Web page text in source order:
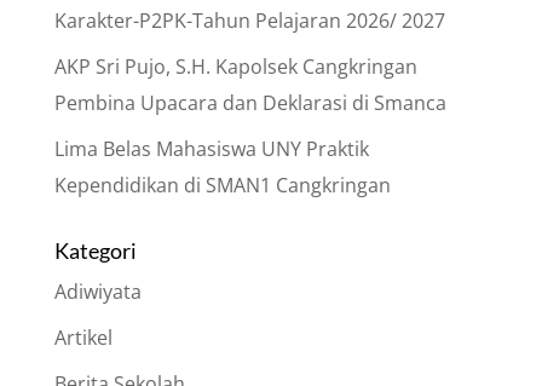
Karakter-P2PK-Tahun Pelajaran 2026/ 2027
AKP Sri Pujo, S.H. Kapolsek Cangkringan
Pembina Upacara dan Deklarasi di Smanca
Lima Belas Mahasiswa UNY Praktik
Kependidikan di SMAN1 Cangkringan
Kategori
Adiwiyata
Artikel